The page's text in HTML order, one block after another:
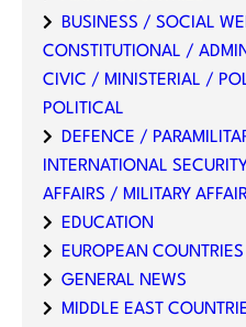
BUSINESS / SOCIAL
CONSTITUTIONAL /
CIVIC / MINISTERIAL /
POLITICAL
DEFENCE /
INTERNATIONAL
AFFAIRS / MILITARY
EDUCATION
EUROPEAN COUNTRIES
GENERAL NEWS
MIDDLE EAST